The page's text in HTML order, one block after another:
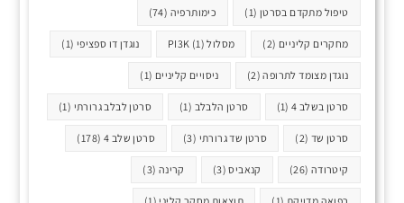
טיפול מתקדם בסרטן (1) כימותרפיה (74)
מחקרים קליניים (2) מסלול PI3K (1) נוגדן דו ספציפי (1)
נוגדן מצומד לתרופה(2) ניסויים קליניים (1)
סרטן בשלב 4 (1) סרטן הלבלב (1) סרטן לבלב גרורתי (1)
סרטן שד (2) סרטן שד גרורתי (3) סרטן שלב 4 (178)
קיטרודה (26) קנאביס(3) קרינה (3)